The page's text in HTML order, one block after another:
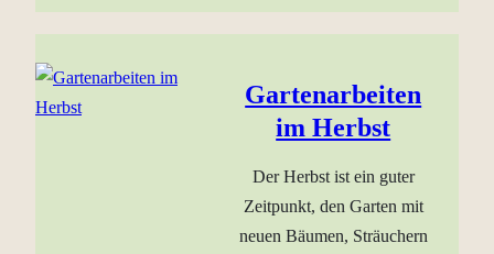
Gartenarbeiten
im Herbst
Der Herbst ist ein guter
Zeitpunkt, den Garten mit
neuen Bäumen, Sträuchern